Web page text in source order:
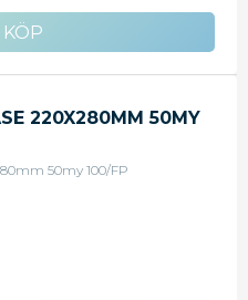
220X280MM 50MY
50my 100/FP